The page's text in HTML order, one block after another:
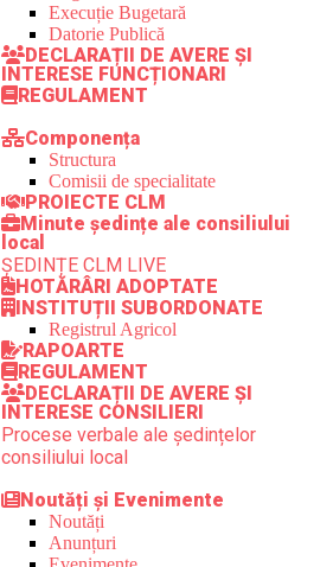
Execuție Bugetară
Datorie Publică
DECLARAȚII DE AVERE ȘI
INTERESE FUNCȚIONARI
REGULAMENT
Componența
Structura
Comisii de specialitate
PROIECTE CLM
Minute ședințe ale consiliului
local
ȘEDINȚE CLM LIVE
HOTĂRÂRI ADOPTATE
INSTITUȚII SUBORDONATE
Registrul Agricol
RAPOARTE
REGULAMENT
DECLARAȚII DE AVERE ȘI
INTERESE CONSILIERI
Procese verbale ale ședințelor
consiliului local
Noutăți și Evenimente
Noutăți
Anunțuri